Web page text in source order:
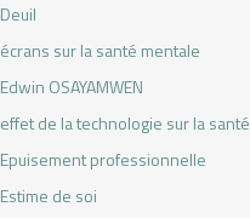
Deuil
écrans sur la santé mentale
Edwin OSAYAMWEN
effet de la technologie sur la santé
Epuisement professionnelle
Estime de soi